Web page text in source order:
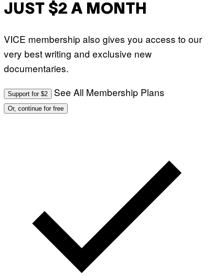
JUST $2 A MONTH
VICE membership also gives you access to our
very best writing and exclusive new
documentaries.
Support for $2 See All Membership Plans
Or, continue for free